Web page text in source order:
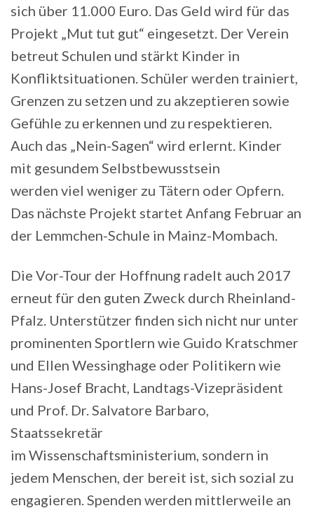
sich über 11.000 Euro. Das Geld wird für das
Projekt „Mut tut gut“ eingesetzt. Der Verein
betreut Schulen und stärkt Kinder in
Konfliktsituationen. Schüler werden trainiert,
Grenzen zu setzen und zu akzeptieren sowie
Gefühle zu erkennen und zu respektieren.
Auch das „Nein-Sagen“ wird erlernt. Kinder
mit gesundem Selbstbewusstsein
werden viel weniger zu Tätern oder Opfern.
Das nächste Projekt startet Anfang Februar an
der Lemmchen-Schule in Mainz-Mombach.
Die Vor-Tour der Hoffnung radelt auch 2017
erneut für den guten Zweck durch Rheinland-
Pfalz. Unterstützer finden sich nicht nur unter
prominenten Sportlern wie Guido Kratschmer
und Ellen Wessinghage oder Politikern wie
Hans-Josef Bracht, Landtags-Vizepräsident
und Prof. Dr. Salvatore Barbaro,
Staatssekretär
im Wissenschaftsministerium, sondern in
jedem Menschen, der bereit ist, sich sozial zu
engagieren. Spenden werden mittlerweile an